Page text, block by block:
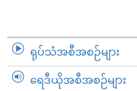
ရုပ်သံအစီအစဉ်များ
ရေဒီယိုအစီအစဉ်များ